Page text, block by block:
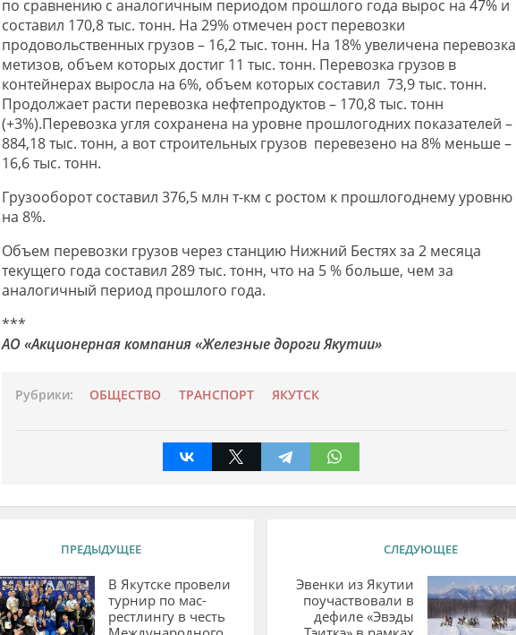
по сравнению с аналогичным периодом прошлого года вырос на 47% и
составил 170,8 тыс. тонн. На 29% отмечен рост перевозки
продовольственных грузов – 16,2 тыс. тонн. На 18% увеличена перевозка
метизов, объем которых достиг 11 тыс. тонн. Перевозка грузов в
контейнерах выросла на 6%, объем которых составил 73,9 тыс. тонн.
Продолжает расти перевозка нефтепродуктов – 170,8 тыс. тонн
(+3%).Перевозка угля сохранена на уровне прошлогодних показателей –
884,18 тыс. тонн, а вот строительных грузов перевезено на 8% меньше –
16,6 тыс. тонн.
Грузооборот составил 376,5 млн т-км с ростом к прошлогоднему уровню
на 8%.
Объем перевозки грузов через станцию Нижний Бестяхза 2месяца
текущего года составил 289 тыс. тонн, что на 5% больше, чем за
аналогичный период прошлого года.
***
АО «Акционерная компания «Железные дороги Якутии»
Рубрики: ОБЩЕСТВО ТРАНСПОРТ ЯКУТСК
ПРЕДЫДУЩЕЕ
В Якутске провели
турнир по мас-
рестлингу в честь
СЛЕДУЮЩЕЕ
Эвенки из Якутии
поучаствовали в
дефиле «Эвэды